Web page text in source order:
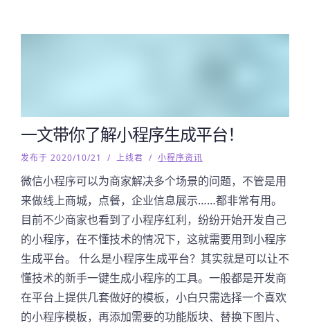
一文带你了解小程序生成平台！
发布于 2020/10/21 / 上线君 / 小程序资讯
微信小程序可以为商家解决多个场景的问题，不管是用
来做线上商城，点餐，企业信息展示……都非常有用。
目前不少商家也看到了小程序红利，纷纷开始开发自己
的小程序，在不懂技术的情况下，这就需要用到小程序
生成平台。 什么是小程序生成平台？其实就是可以让不
懂技术的新手一键生成小程序的工具。一般都是开发商
在平台上提供几套做好的模板，小白只需选择一个喜欢
的小程序模板，再添加需要的功能版块、替换下图片、